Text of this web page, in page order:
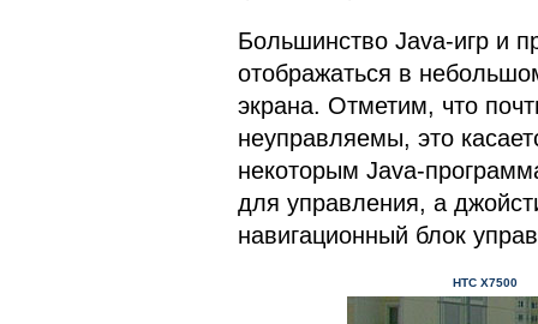
Большинство Java-игр и
отображаться в
экрана. Отметим, что
неуправляемы, это
некоторым Java-
для управления, а
навигационный блок
HTC X7500